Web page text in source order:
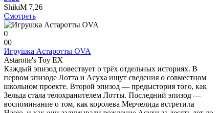
ShikiM 7,26
Смотреть
0
00
Игрушка Астаротты OVA
Astarotte's Toy EX
Каждый эпизод повествует о трёх отдельных историях. В
первом эпизоде Лотта и Асуха ищут сведения о совместном
школьном проекте. Второй эпизод — предыстория того, как
Зельда стала телохранителем Лотты. Последний эпизод —
воспоминание о том, как королева Мерчелида встретила